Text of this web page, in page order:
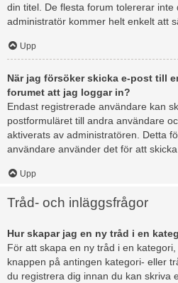
din titel. De flesta forum tolererar
administratör kommer helt enkelt att
Upp
När jag försöker skicka e-post till
forumet att jag loggar in?
Endast registrerade användare kan
postformuläret till andra användare
aktiverats av administratören. Detta
användare använder det för att skicka
Upp
Tråd- och inläggsfrågor
Hur skapar jag en ny tråd i en
För att skapa en ny tråd i en
knappen på antingen kategori- eller
du registrera dig innan du kan skriva